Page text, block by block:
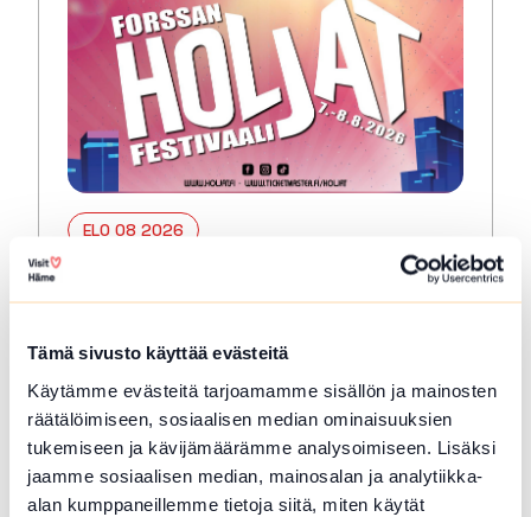
Tämä sivusto käyttää evästeitä
Käytämme evästeitä tarjoamamme sisällön ja mainosten
räätälöimiseen, sosiaalisen median ominaisuuksien
tukemiseen ja kävijämäärämme analysoimiseen. Lisäksi
jaamme sosiaalisen median, mainosalan ja analytiikka-
alan kumppaneillemme tietoja siitä, miten käytät
ELO 08 2026
PERINTEINEN JA SUOSITTU FORSSAN
HOLJAT-FESTIVAALI JUHLITAAN
ELOKUUSSA 2026 Forssan Holjat-
kaupunkifestivaali juhlitaan Forssan torilla
perjantaista lauantaihin 7.-8.8.2026.
Hienoksi suurtapahtumaksi kasvanut